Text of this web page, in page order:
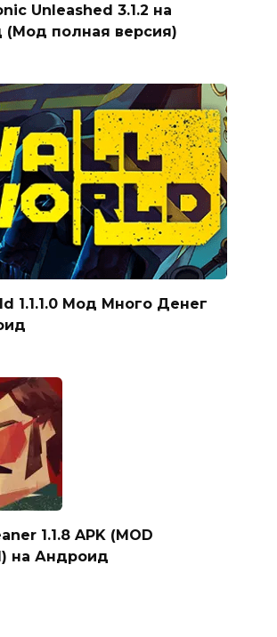
Unleashed 3.1.2 на
полная версия)
1.1.1.0 Мод Много Денег
1.1.8 APK (MOD
на Андроид